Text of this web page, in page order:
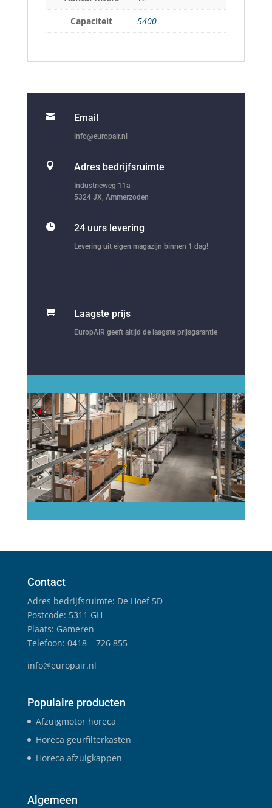
Capaciteit
5400
 Email
info@europair.nl
 Adres bedrijfsruimte
Industrieweg 11a
5324 JX, Ammerzoden
 24 uurs levering
Levering uit eigen magazijn binnen 1 dag!
 Laagste prijs
EuropAIR geeft altijd de laagste prijsgarantie
Contact
Adres bedrijfsruimte: De Hoef 5D
Postcode: 5311 GH
Plaats: Gameren
Telefoon: 0418 – 726 855
info@europair.nl
Populaire producten
Afzuigmotor horeca
Horeca geurfilterkasten
Horeca afzuigkappen
Algemeen